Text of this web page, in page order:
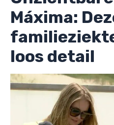
Máxima:
loos detail